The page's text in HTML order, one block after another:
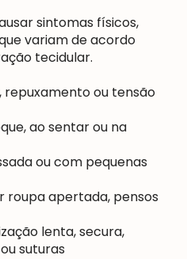
sintomas físicos,
variam de acordo
tecidular.
repuxamento ou tensão
ao sentar ou na
ou com pequenas
roupa apertada, pensos
lenta, secura,
suturas